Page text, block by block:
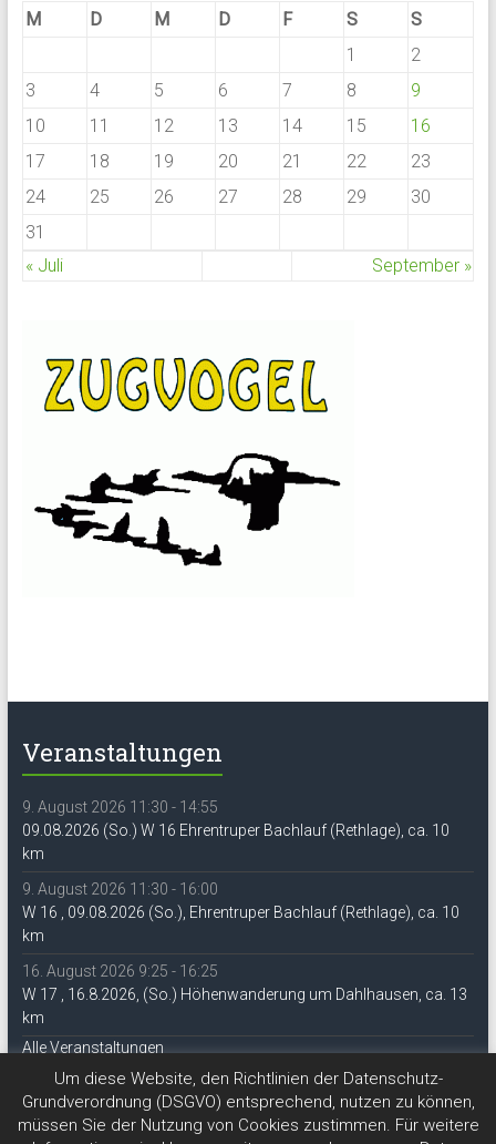
M
D M D F S
S
1
2
3
4 5 6 7 8
9
10
11 12 13 14 15
16
17
18 19 20 21 22
23
24
25 26 27 28 29
30
31
« Juli
September »
Veranstaltungen
9. August 2026 11:30 - 14:55
09.08.2026 (So.) W 16 Ehrentruper Bachlauf (Rethlage), ca. 10
km
9. August 2026 11:30 - 16:00
W 16 , 09.08.2026 (So.), Ehrentruper Bachlauf (Rethlage), ca. 10
km
16. August 2026 9:25 - 16:25
W 17 , 16.8.2026, (So.) Höhenwanderung um Dahlhausen, ca. 13
km
Alle Veranstaltungen
Um diese Website, den Richtlinien der Datenschutz-
Grundverordnung (DSGVO) entsprechend, nutzen zu können,
müssen Sie der Nutzung von Cookies zustimmen. Für weitere